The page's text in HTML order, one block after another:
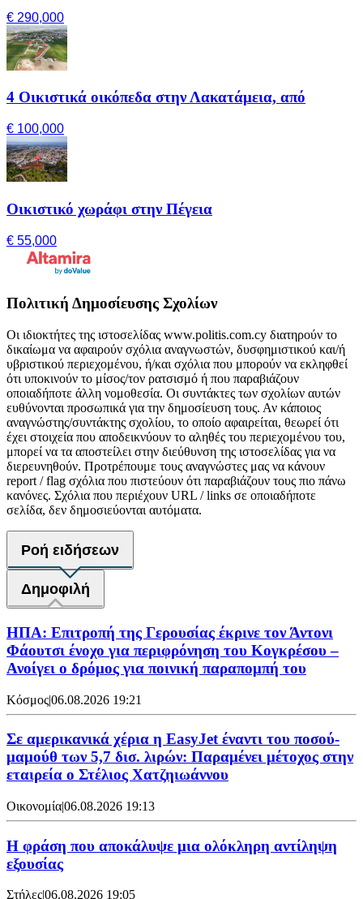
€ 290,000
4 Οικιστικά οικόπεδα στην Λακατάμεια, από
€ 100,000
Οικιστικό χωράφι στην Πέγεια
€ 55,000
Πολιτική Δημοσίευσης Σχολίων
Οι ιδιοκτήτες της ιστοσελίδας www.politis.com.cy διατηρούν το
δικαίωμα να αφαιρούν σχόλια αναγνωστών, δυσφημιστικού και/ή
υβριστικού περιεχομένου, ή/και σχόλια που μπορούν να εκληφθεί
ότι υποκινούν το μίσος/τον ρατσισμό ή που παραβιάζουν
οποιαδήποτε άλλη νομοθεσία. Οι συντάκτες των σχολίων αυτών
ευθύνονται προσωπικά για την δημοσίευση τους. Αν κάποιος
αναγνώστης/συντάκτης σχολίου, το οποίο αφαιρείται, θεωρεί ότι
έχει στοιχεία που αποδεικνύουν το αληθές του περιεχομένου του,
μπορεί να τα αποστείλει στην διεύθυνση της ιστοσελίδας για να
διερευνηθούν. Προτρέπουμε τους αναγνώστες μας να κάνουν
report / flag σχόλια που πιστεύουν ότι παραβιάζουν τους πιο πάνω
κανόνες. Σχόλια που περιέχουν URL / links σε οποιαδήποτε
σελίδα, δεν δημοσιεύονται αυτόματα.
Ροή ειδήσεων
Δημοφιλή
ΗΠΑ: Επιτροπή της Γερουσίας έκρινε τον Άντονι
Φάουτσι ένοχο για περιφρόνηση του Κογκρέσου –
Ανοίγει ο δρόμος για ποινική παραπομπή του
Κόσμος|06.08.2026 19:21
Σε αμερικανικά χέρια η EasyJet έναντι του ποσού-
μαμούθ των 5,7 δισ. λιρών: Παραμένει μέτοχος στην
εταιρεία ο Στέλιος Χατζηιωάννου
Οικονομία|06.08.2026 19:13
Η φράση που αποκάλυψε μια ολόκληρη αντίληψη
εξουσίας
Στήλες|06.08.2026 19:05